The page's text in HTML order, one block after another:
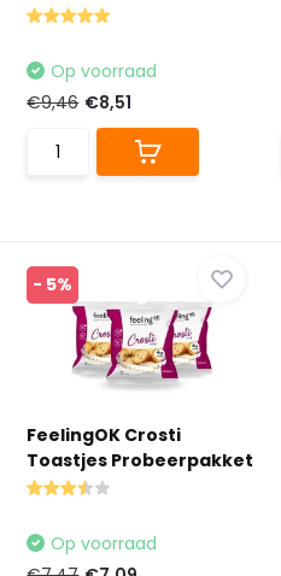
Op voorraad
€9,46 €8,51
- 5%
FeelingOK Crosti
Toastjes Probeerpakket
Op voorraad